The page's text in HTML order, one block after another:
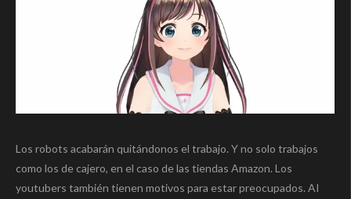
Los robots acabarán quitándonos el trabajo. Y no solo trabajos
como los de cajero, en el caso de las tiendas Amazon. Los
youtubers también tienen motivos para estar preocupados. AI